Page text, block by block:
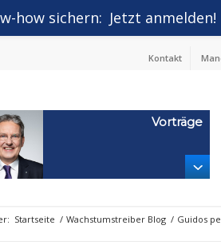
Kontakt
Vorträge
Startseite / Wachstumstreiber Blog / Guidos
how sichern: Jetzt anmelden!